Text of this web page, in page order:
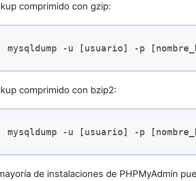
comprimido con gzip:
comprimido con bzip2:
de instalaciones de PHPMyAdmin